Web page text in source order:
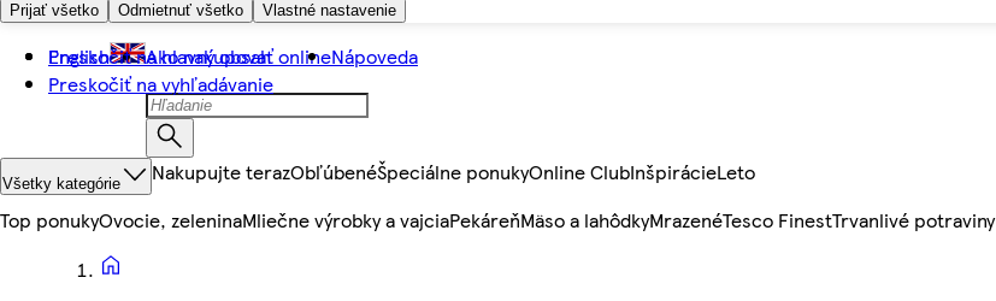
Prijať všetko Odmietnuť všetko Vlastné nastavenie
Preskočiť na hlavný obsah
Preskočiť na vyhľadávanie
English Ako nakupovať onlineNápoveda
Všetky kategórie Nakupujte terazObľúbenéŠpeciálne ponukyOnline ClubInšpirácieLeto
Top ponukyOvocie, zeleninaMliečne výrobky a vajciaPekáreňMäso a lahôdkyMrazenéTesco FinestTrvanlivé potraviny